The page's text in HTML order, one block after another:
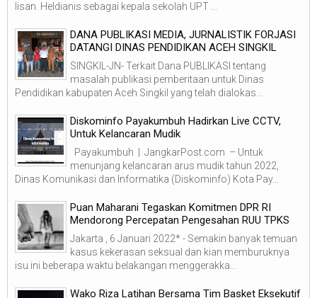
lisan. Heldianis sebagai kepala sekolah UPT ...
DANA PUBLIKASI MEDIA, JURNALISTIK FORJASI
DATANGI DINAS PENDIDIKAN ACEH SINGKIL
SINGKIL-JN- Terkait Dana PUBLIKASI tentang
masalah publikasi pemberitaan untuk Dinas
Pendidikan kabupaten Aceh Singkil yang telah dialokas...
Diskominfo Payakumbuh Hadirkan Live CCTV,
Untuk Kelancaran Mudik
Payakumbuh | JangkarPost.com – Untuk
menunjang kelancaran arus mudik tahun 2022,
Dinas Komunikasi dan Informatika (Diskominfo) Kota Pay...
Puan Maharani Tegaskan Komitmen DPR RI
Mendorong Percepatan Pengesahan RUU TPKS
Jakarta , 6 Januari 2022* - Semakin banyak temuan
kasus kekerasan seksual dan kian memburuknya
isu ini beberapa waktu belakangan menggerakka...
Wako Riza Latihan Bersama Tim Basket Eksekutif